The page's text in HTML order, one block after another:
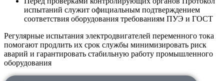
испытаний служит официальным подтверждением
соответствия оборудования требованиям ПУЭ и ГОСТ
Регулярные испытания электродвигателей переменного тока
помогают продлить их срок службы минимизировать риск
аварий и гарантировать стабильную работу промышленного
оборудования